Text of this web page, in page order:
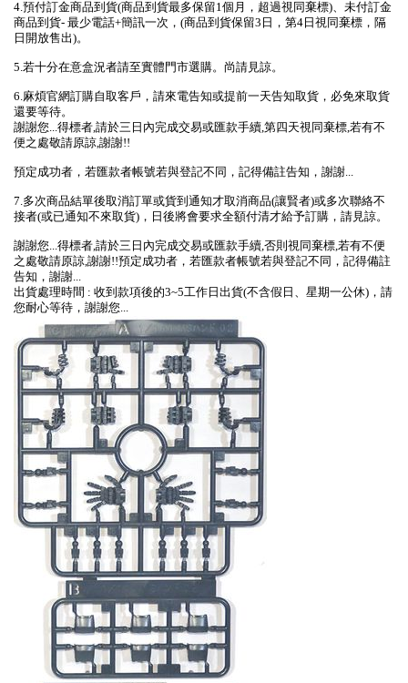
4.預付訂金商品到貨(商品到貨最多保留1個月，超過視同棄標)、未付訂金
商品到貨- 最少電話+簡訊一次，(商品到貨保留3日，第4日視同棄標，隔
日開放售出)。
5.若十分在意盒況者請至實體門市選購。尚請見諒。
6.麻煩官網訂購自取客戶，請來電告知或提前一天告知取貨，必免來取貨
還要等待。
謝謝您...得標者,請於三日內完成交易或匯款手續,第四天視同棄標,若有不
便之處敬請原諒,謝謝!!
預定成功者，若匯款者帳號若與登記不同，記得備註告知，謝謝...
7.多次商品結單後取消訂單或貨到通知才取消商品(讓賢者)或多次聯絡不
接者(或已通知不來取貨)，日後將會要求全額付清才給予訂購，請見諒。
謝謝您...得標者,請於三日內完成交易或匯款手續,否則視同棄標,若有不便
之處敬請原諒,謝謝!!預定成功者，若匯款者帳號若與登記不同，記得備註
告知，謝謝...
出貨處理時間 : 收到款項後的3~5工作日出貨(不含假日、星期一公休)，請
您耐心等待，謝謝您...